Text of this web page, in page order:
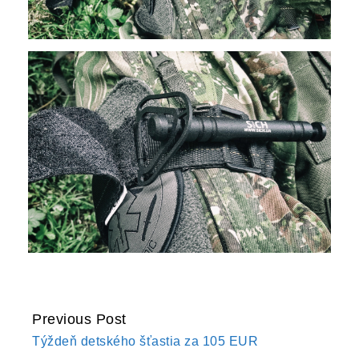
CONTINUE
READING
Previous Post
Týždeň detského šťastia za 105 EUR